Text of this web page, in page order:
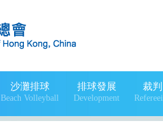
沙灘排球
Beach Volleyball
排球發展
Development
裁